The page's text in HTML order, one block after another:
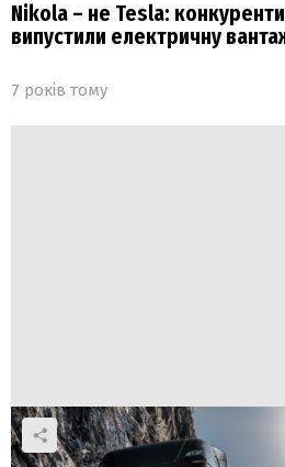
Nikola – не Tesla:
випустили електричну
7 років тому